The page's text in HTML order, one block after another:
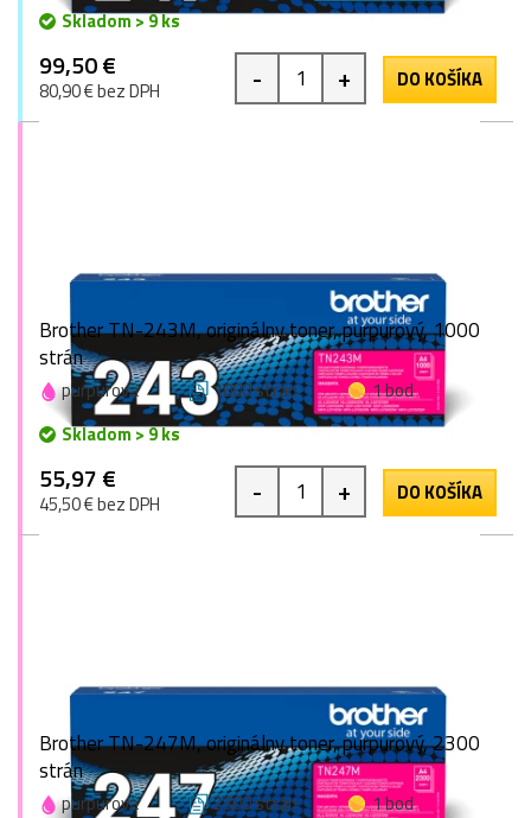
Skladom > 9 ks
99,50 €
80,90 € bez DPH - + DO KOŠÍKA
Brother TN-243M, originálny toner, purpurový, 1000
strán
purpurová 1000 strán
1 bod
Skladom > 9 ks
55,97 €
45,50 € bez DPH - + DO KOŠÍKA
Brother TN-247M, originálny toner, purpurový, 2300
strán
purpurová 2300 strán
1 bod